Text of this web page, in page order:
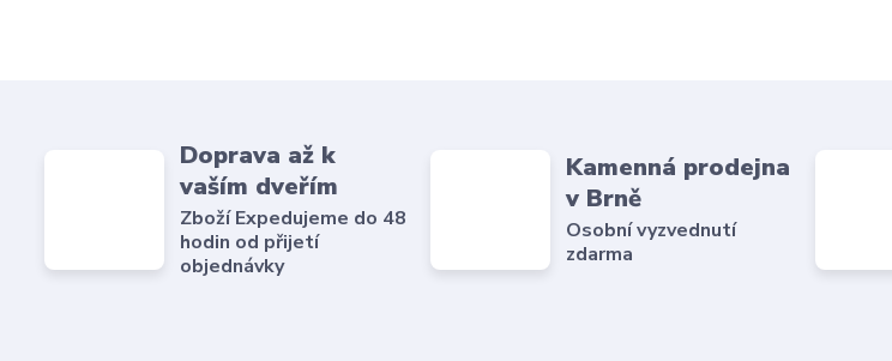
Doprava až k
vaším dveřím
Zboží Expedujeme do 48
hodin od přijetí
objednávky
Kamenná prodejna
v Brně
Osobní vyzvednutí
zdarma